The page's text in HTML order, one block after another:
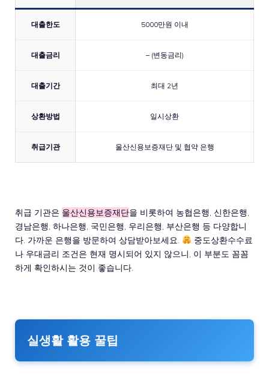
대출한도 5000만원 이내
대출금리 – (변동금리)
대출기간 최대 2년
상환방법 일시상환
취급기관 울산신용보증재단 및 협약 은행
취급 기관은 울산신용보증재단을 비롯하여 농협은행, 신한은행,
경남은행, 하나은행, 국민은행, 우리은행, 부산은행 등 다양합니
다. 가까운 은행을 방문하여 상담받아보세요.
중도상환수수료
나 우대금리 조건은 현재 명시되어 있지 않으니, 이 부분도 꼼꼼
하게 확인하시는 것이 좋습니다.
실생활 활용 꿀팁